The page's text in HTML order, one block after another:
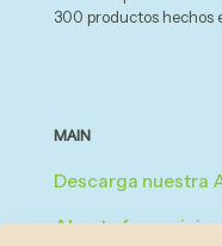
300 productos hechos
MAIN
Descarga nuestra
Abre tu franquicia